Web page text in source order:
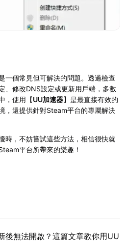
一個常見但可解決的問題。透過檢查
、修改DNS設定或更新用戶端，多數
，使用【UU加速器】是最直接有效的
，還提供針對Steam平台的專屬解決
時，不妨嘗試這些方法，相信很快就
平台所帶來的樂趣！
後無法開啟？這篇文章教你用UU